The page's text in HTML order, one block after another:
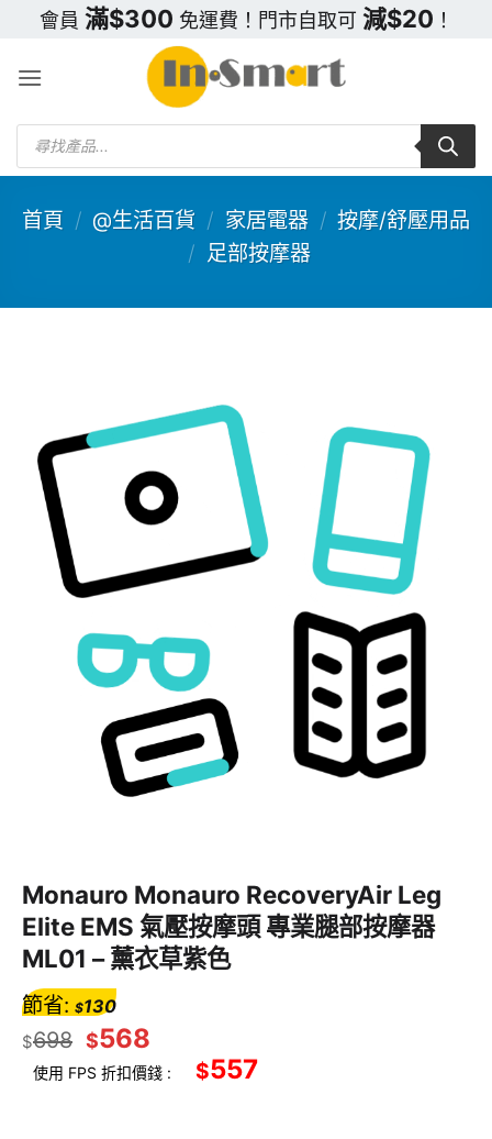
content
會員 滿$300 免運費！門市自取可 減$20 ！
Products
search
首頁 / @生活百貨 / 家居電器 / 按摩/舒壓用品
/ 足部按摩器
Monauro Monauro RecoveryAir Leg
Elite EMS 氣壓按摩頭 專業腿部按摩器
ML01 – 薰衣草紫色
$698 $568
節省: $130
使用 FPS 折扣價錢 : $557